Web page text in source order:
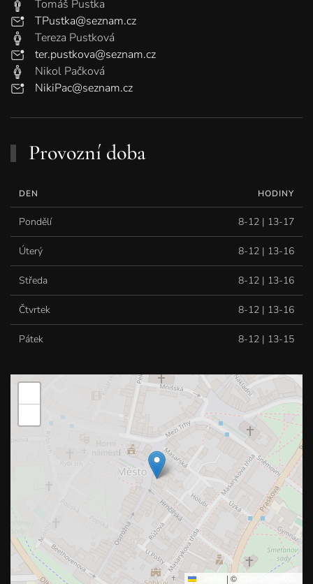
Tomáš Pustka
TPustka@seznam.cz
Tereza Pustková
ter.pustkova@seznam.cz
Nikol Pačková
NikiPac@seznam.cz
Provozní doba
DEN HODINY
Pondělí 8-12 | 13-17
Úterý 8-12 | 13-16
Středa 8-12 | 13-16
Čtvrtek 8-12 | 13-16
Pátek 8-12 | 13-15
| ©